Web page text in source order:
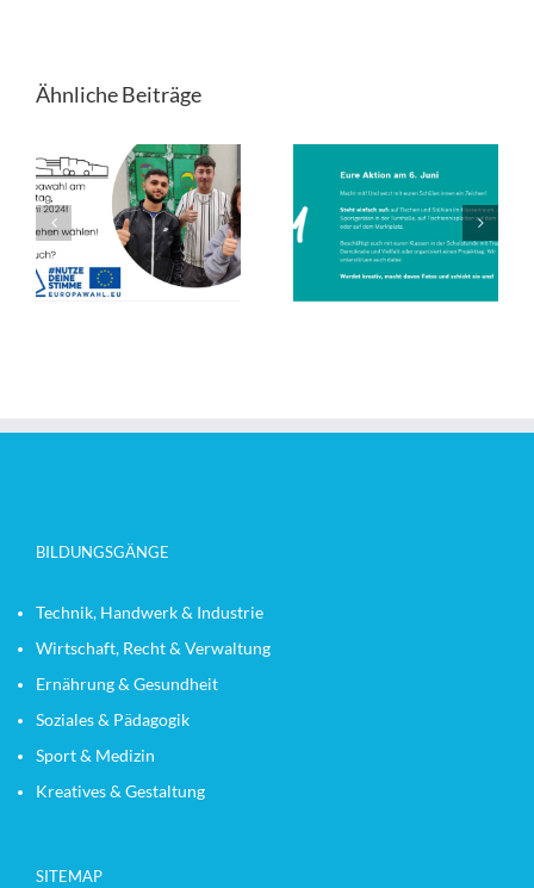
Ähnliche Beiträge
BILDUNGSGÄNGE
Technik, Handwerk & Industrie
Wirtschaft, Recht & Verwaltung
Ernährung & Gesundheit
Soziales & Pädagogik
Sport & Medizin
Kreatives & Gestaltung
SITEMAP